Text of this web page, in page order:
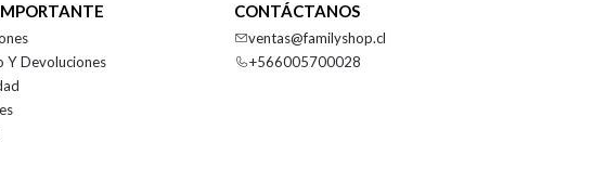
Y Devoluciones
CONTÁCTANOS
ventas@familyshop.cl
+566005700028